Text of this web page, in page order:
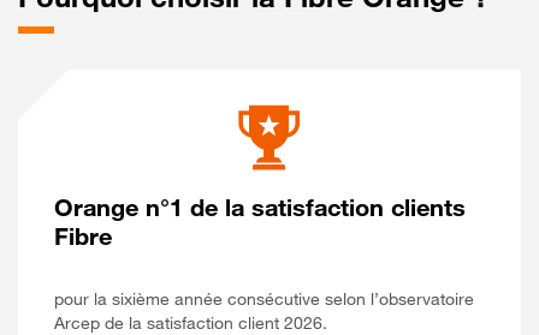
Orange n°1 de la satisfaction clients
Fibre
pour la sixième année consécutive selon l’observatoire
Arcep de la satisfaction client 2026.